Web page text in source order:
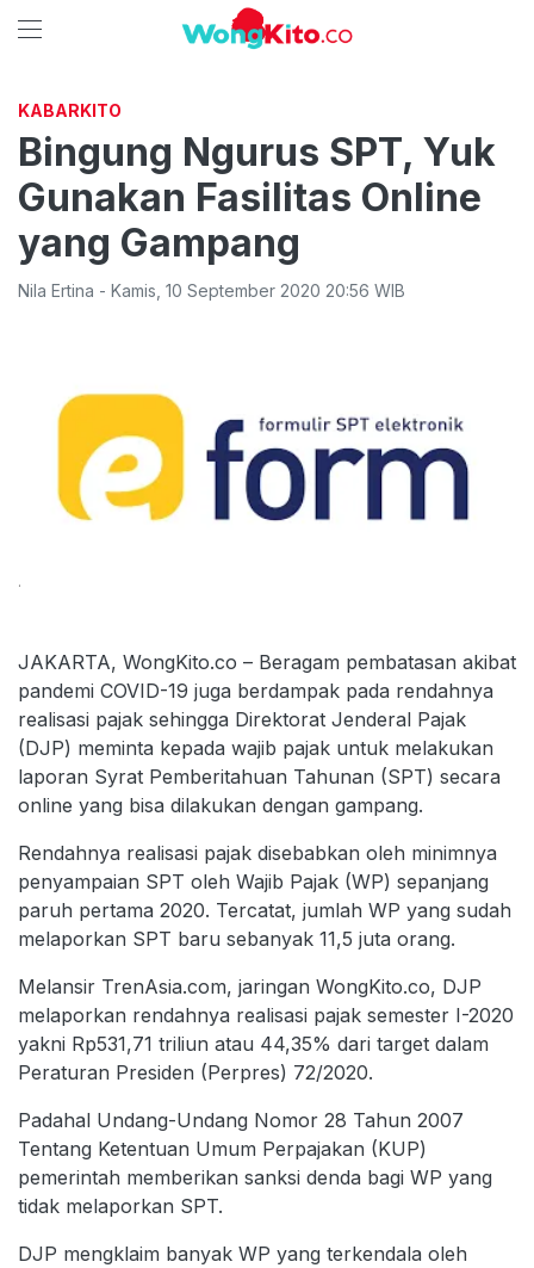
KABARKITO
Bingung Ngurus SPT, Yuk
Gunakan Fasilitas Online
yang Gampang
Nila Ertina - Kamis 10 September 2020 20:56 WIB
.
JAKARTA, WongKito.co – Beragam pembatasan akibat
pandemi COVID-19 juga berdampak pada rendahnya
realisasi pajak sehingga Direktorat Jenderal Pajak
(DJP) meminta kepada wajib pajak untuk melakukan
laporan Syrat Pemberitahuan Tahunan (SPT) secara
online yang bisa dilakukan dengan gampang.
Rendahnya realisasi pajak disebabkan oleh minimnya
penyampaian SPT oleh Wajib Pajak (WP) sepanjang
paruh pertama 2020. Tercatat, jumlah WP yang sudah
melaporkan SPT baru sebanyak 11,5 juta orang.
Melansir TrenAsia.com, jaringan WongKito.co, DJP
melaporkan rendahnya realisasi pajak semester I-2020
yakni Rp531,71 triliun atau 44,35% dari target dalam
Peraturan Presiden (Perpres) 72/2020.
Padahal Undang-Undang Nomor 28 Tahun 2007
Tentang Ketentuan Umum Perpajakan (KUP)
pemerintah memberikan sanksi denda bagi WP yang
tidak melaporkan SPT.
DJP mengklaim banyak WP yang terkendala oleh